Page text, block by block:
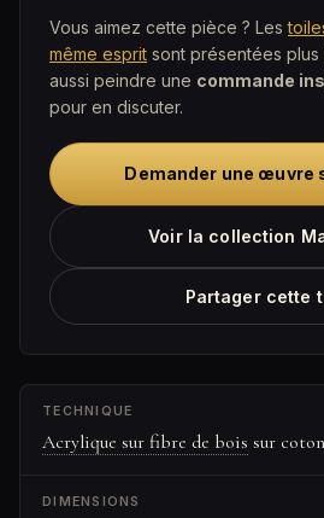
Vous aimez cette pièce ? Les
même esprit sont présentées
aussi peindre une commande
pour en discuter.
Demander une œuvre
Voir la collection
Partager cette
TECHNIQUE
Acrylique sur fibre de bois sur coton
DIMENSIONS